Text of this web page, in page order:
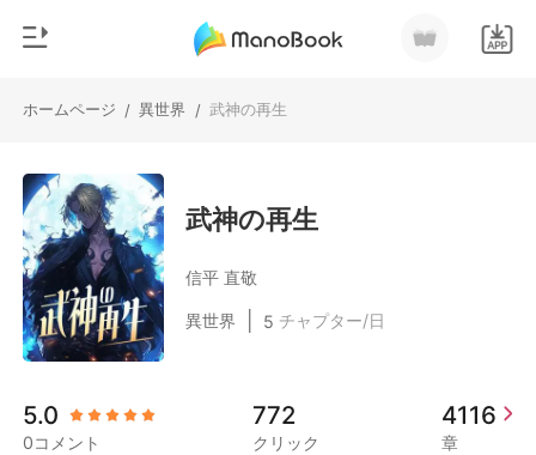
ホームページ / 異世界 / 武神の再生
チャージ
閲覧履歴
ログアウトします
検索
ジャンル
都市
恋愛
人狼
マフィア
武神の再生
信平 直敬
異世界 5 チャプター/日
5.0
0コメント
772
クリック
4116
章